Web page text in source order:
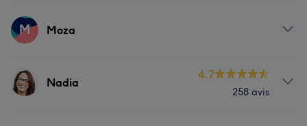
Services
M Moza
Services
Nadia
4.7
258 avis